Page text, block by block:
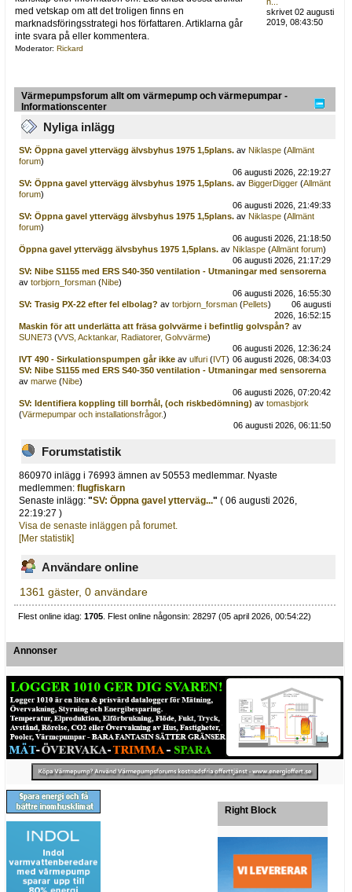
med vetskap om att det troligen finns en
marknadsföringsstrategi hos författaren. Artiklarna går
inte svara på eller kommentera.
Moderator: Rickard
skrivet 02 augusti
2019, 08:43:50
Värmepumpsforum allt om värmepump och värmepumpar -
Informationscenter
Nyliga inlägg
SV: Öppna gavel yttervägg älvsbyhus 1975 1,5plans.av Niklaspe(Allmänt
forum)
06 augusti 2026, 22:19:27
SV: Öppna gavel yttervägg älvsbyhus 1975 1,5plans.av BiggerDigger(Allmänt
forum)
06 augusti 2026, 21:49:33
SV: Öppna gavel yttervägg älvsbyhus 1975 1,5plans.av Niklaspe(Allmänt
forum)
06 augusti 2026, 21:18:50
Öppna gavel yttervägg älvsbyhus 1975 1,5plans.av Niklaspe(Allmänt forum)
06 augusti 2026, 21:17:29
SV: Nibe S1155 med ERS S40-350 ventilation - Utmaningar med sensorerna
av torbjorn_forsman(Nibe)
06 augusti 2026, 16:55:30
SV: Trasig PX-22 efter fel elbolag? av torbjorn_forsman(Pellets)
06 augusti
2026, 16:52:15
Maskin för att underlätta att fräsa golvvärme i befintlig golvspån? av
SUNE73(VVS, Acktankar, Radiatorer, Golvvärme)
06 augusti 2026, 12:36:24
IVT 490 - Sirkulationspumpen går ikkeav ulfuri(IVT) 06 augusti 2026, 08:34:03
SV: Nibe S1155 med ERS S40-350 ventilation - Utmaningar med sensorerna
av marwe(Nibe)
06 augusti 2026, 07:20:42
SV: Identifiera koppling till borrhål, (och riskbedömning) av tomasbjork
(Värmepumpar och installationsfrågor.)
06 augusti 2026, 06:11:50
Forumstatistik
860970 inlägg i 76993 ämnen av 50553 medlemmar. Nyaste
medlemmen:flugfiskarn
Senaste inlägg:"SV: Öppna gavel ytterväg..." ( 06 augusti 2026,
22:19:27 )
Visa de senaste inläggen på forumet.
[Mer statistik]
Användare online
1361 gäster, 0 användare
Flest online idag:1705 . Flest online någonsin: 28297 (05 april 2026, 00:54:22)
Annonser
Right Block